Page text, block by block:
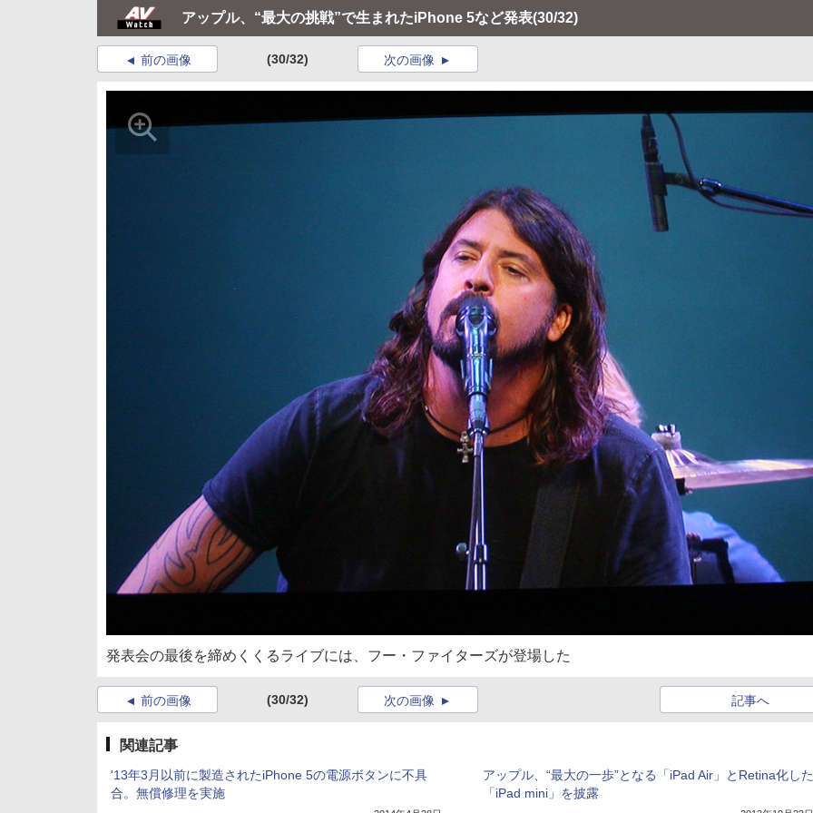
アップル、“最大の挑戦”で生まれたiPhone 5など発表(30/32)
前の画像 (30/32) 次の画像
発表会の最後を締めくくるライブには、フー・ファイターズが登場した
前の画像 (30/32) 記事へ
次の画像
関連記事
'13年3月以前に製造されたiPhone 5の電源ボタンに不具
合。無償修理を実施
アップル、“最大の一歩”となる「iPad Air」とRetina化した
「iPad mini」を披露